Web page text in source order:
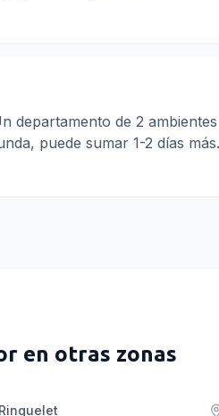
departamento de 2 ambientes
puede sumar 1-2 días
en otras zonas
Ringuelet